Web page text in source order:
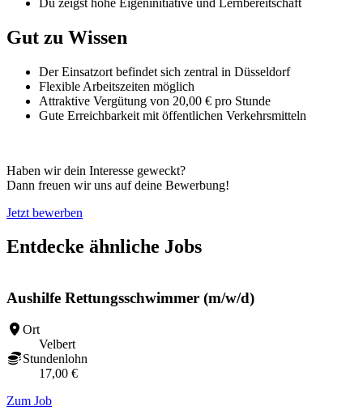
Gut zu Wissen
Der Einsatzort befindet sich zentral in Düsseldorf
Flexible Arbeitszeiten möglich
Attraktive Vergütung von 20,00 € pro Stunde
Gute Erreichbarkeit mit öffentlichen Verkehrsmitteln
Haben wir dein Interesse geweckt?
Dann freuen wir uns auf deine Bewerbung!
Jetzt bewerben
Entdecke ähnliche Jobs
Aushilfe Rettungsschwimmer (m/w/d)
Ort
Velbert
Stundenlohn
17,00 €
Zum Job